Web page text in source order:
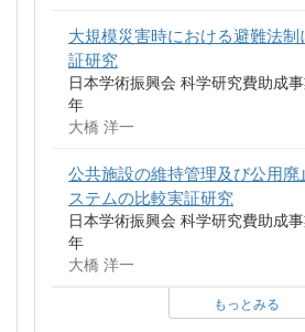
大規模災害時における避難法
証研究
日本学術振興会 科学研究費助成
年
大橋 洋一
公共施設の維持管理及び公用
ステムの比較実証研究
日本学術振興会 科学研究費助成
年
大橋 洋一
もっとみる